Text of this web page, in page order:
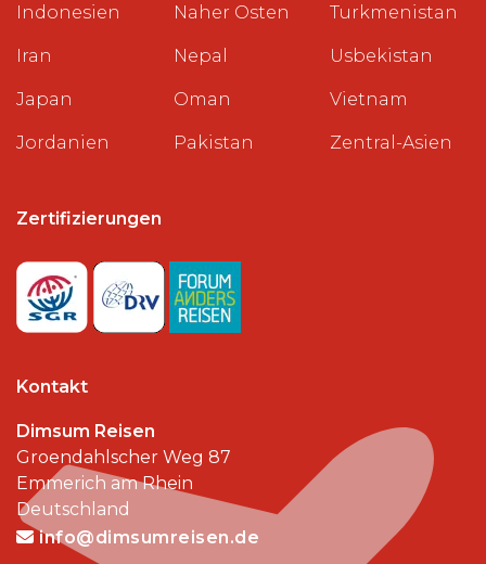
Indonesien
Iran
Japan
Jordanien
Naher Osten
Nepal
Oman
Pakistan
Turkmenistan
Usbekistan
Vietnam
Zentral-Asien
Zertifizierungen
Kontakt
Dimsum Reisen
Groendahlscher Weg 87
Emmerich am Rhein
Deutschland
info@dimsumreisen.de